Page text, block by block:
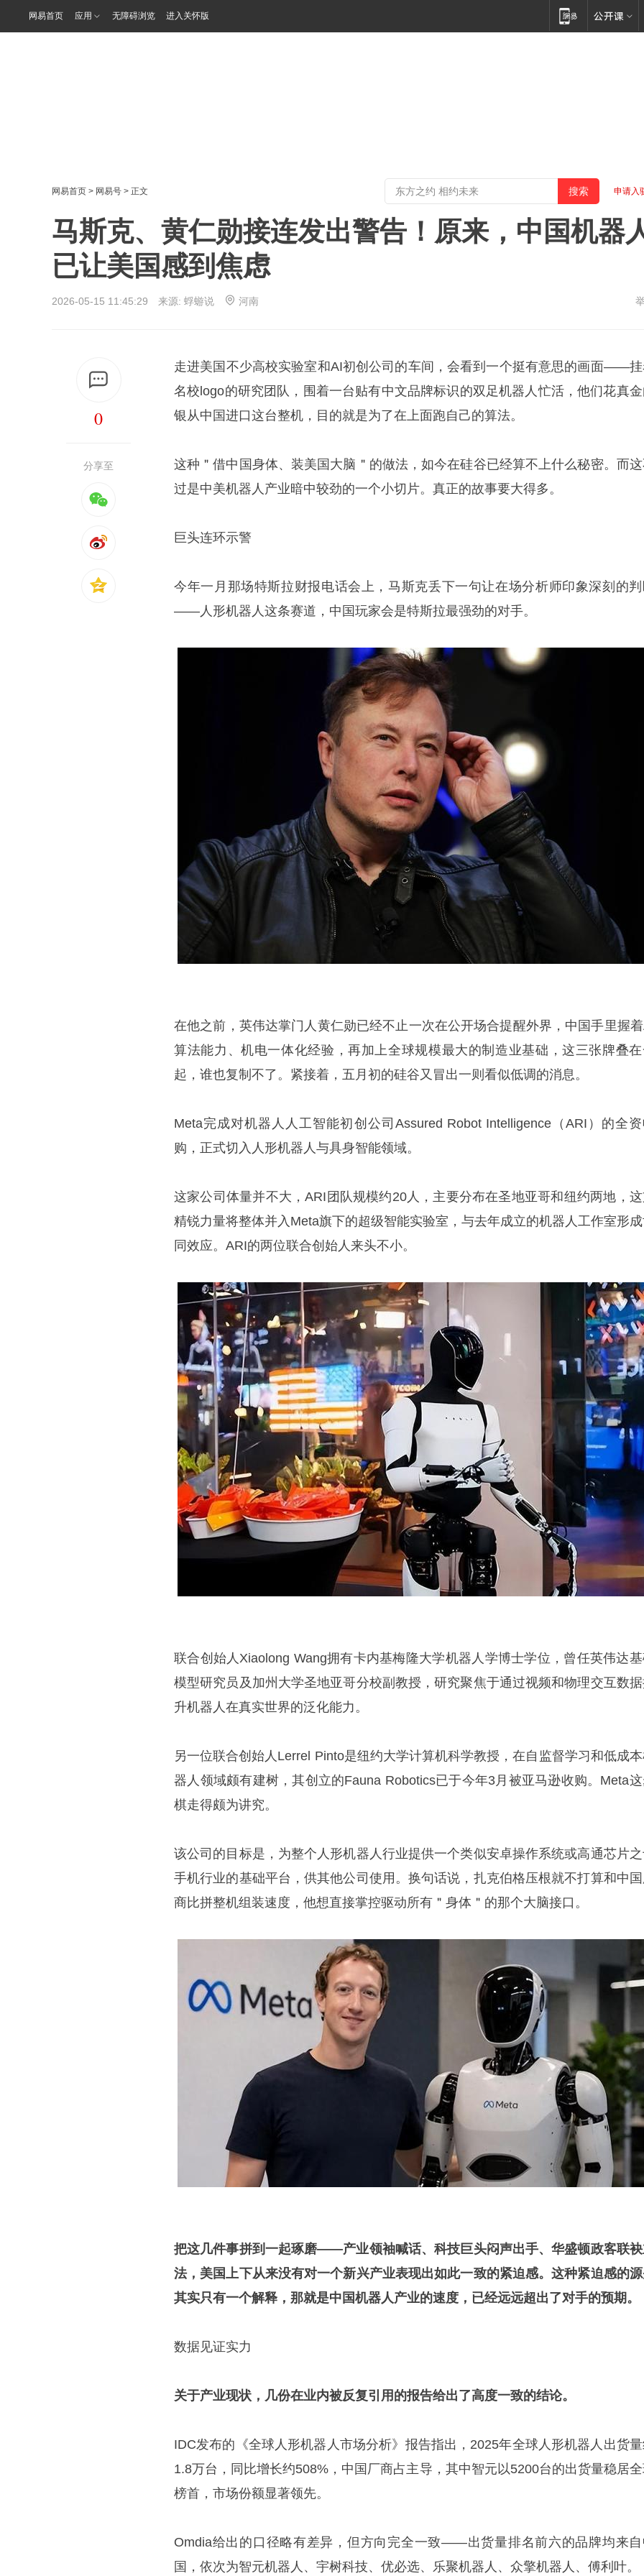
网易首页 应用 无障碍浏览 进入关怀版
网易首页 > 网易号 > 正文 申请入
马斯克、黄仁勋接连发出警告！原来，中国机器
已让美国感到焦虑
2026-05-15 11:45:29 来源: 蜉蝣说 河南
0
分享至
走进美国不少高校实验室和AI初创公司的车间，会看到一个挺有意思的画面——
名校logo的研究团队，围着一台贴有中文品牌标识的双足机器人忙活，他们花真
银从中国进口这台整机，目的就是为了在上面跑自己的算法。
这种＂借中国身体、装美国大脑＂的做法，如今在硅谷已经算不上什么秘密。而
过是中美机器人产业暗中较劲的一个小切片。真正的故事要大得多。
巨头连环示警
今年一月那场特斯拉财报电话会上，马斯克丢下一句让在场分析师印象深刻的
——人形机器人这条赛道，中国玩家会是特斯拉最强劲的对手。
在他之前，英伟达掌门人 黄仁勋已经不止一次在公开场合提醒外界，中国手里握
算法能力、机电一体化经验，再加上全球规模最大的制造业基础，这三张牌叠
起，谁也复制不了。紧接着，五月初的硅谷又冒出一则看似低调的消息。
Meta完成对机器人人工智能初创公司Assured Robot Intelligence（ARI）的全
购，正式切入人形机器人与具身智能领域。
这家公司体量并不大，ARI团队规模约20人，主要分布在圣地亚哥和纽约两地，
精锐力量将整体并入Meta旗下的超级智能实验室，与去年成立的机器人工作室形
同效应。ARI的两位联合创始人来头不小。
联合创始人Xiaolong Wang拥有卡内基梅隆大学机器人学博士学位，曾任英伟达
模型研究员及加州大学圣地亚哥分校副教授，研究聚焦于通过视频和物理交互数
升机器人在真实世界的泛化能力。
另一位联合创始人Lerrel Pinto是纽约大学计算机科学教授，在自监督学习和低成
器人领域颇有建树，其创立的Fauna Robotics已于今年3月被亚马逊收购。Meta
棋走得颇为讲究。
该公司的目标是，为整个人形机器人行业提供一个类似安卓操作系统或高通芯片
手机行业的基础平台，供其他公司使用。换句话说，扎克伯格压根就不打算和中
商比拼整机组装速度，他想直接掌控驱动所有＂身体＂的那个大脑接口。
把这几件事拼到一起琢磨——产业领袖喊话、科技巨头闷声出手、华盛顿政客联
法，美国上下从来没有对一个新兴产业表现出如此一致的紧迫感。这种紧迫感的
其实只有一个解释，那就是中国机器人产业的速度，已经远远超出了对手的预期。
数据见证实力
关于产业现状，几份在业内被反复引用的报告给出了高度一致的结论。
IDC发布的《全球人形机器人市场分析》报告指出，2025年全球人形机器人出货
1.8万台，同比增长约508%，中国厂商占主导，其中智元以5200台的出货量稳居
榜首，市场份额显著领先。
Omdia给出的口径略有差异，但方向完全一致——出货量排名前六的品牌均来
国，依次为智元机器人、宇树科技、优必选、乐聚机器人、众擎机器人、傅利叶。